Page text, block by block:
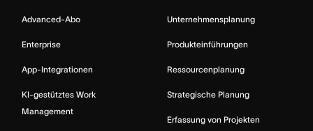
Advanced-Abo
Enterprise
App-Integrationen
KI-gestütztes Work
Management
Unternehmensplanung
Produkteinführungen
Ressourcenplanung
Strategische Planung
Erfassung von Projekten